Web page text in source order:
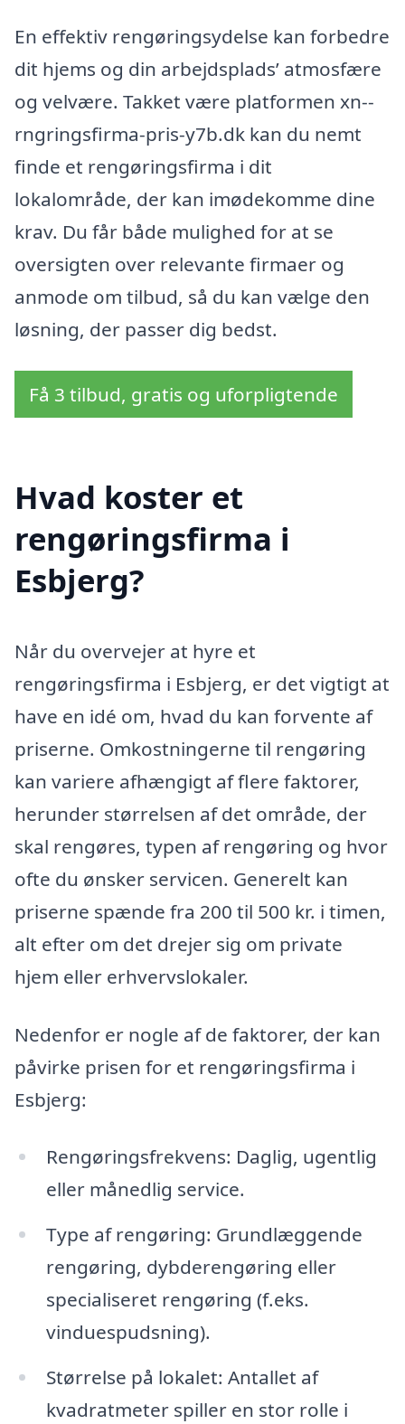
En effektiv rengøringsydelse kan forbedre
dit hjems og din arbejdsplads’ atmosfære
og velvære. Takket være platformen xn--
rngringsfirma-pris-y7b.dk kan du nemt
finde et rengøringsfirma i dit
lokalområde, der kan imødekomme dine
krav. Du får både mulighed for at se
oversigten over relevante firmaer og
anmode om tilbud, så du kan vælge den
løsning, der passer dig bedst.
Få 3 tilbud, gratis og uforpligtende
Hvad koster et
rengøringsfirma i
Esbjerg?
Når du overvejer at hyre et
rengøringsfirma i Esbjerg, er det vigtigt at
have en idé om, hvad du kan forvente af
priserne. Omkostningerne til rengøring
kan variere afhængigt af flere faktorer,
herunder størrelsen af det område, der
skal rengøres, typen af rengøring og hvor
ofte du ønsker servicen. Generelt kan
priserne spænde fra 200 til 500 kr. i timen,
alt efter om det drejer sig om private
hjem eller erhvervslokaler.
Nedenfor er nogle af de faktorer, der kan
påvirke prisen for et rengøringsfirma i
Esbjerg:
Rengøringsfrekvens: Daglig, ugentlig
eller månedlig service.
Type af rengøring: Grundlæggende
rengøring, dybderengøring eller
specialiseret rengøring (f.eks.
vinduespudsning).
Størrelse på lokalet: Antallet af
kvadratmeter spiller en stor rolle i